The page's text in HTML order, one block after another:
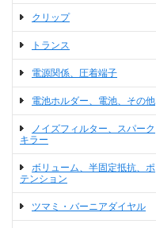
クリップ
トランス
電源関係、圧着端子
電池ホルダー、電池、その他
ノイズフィルター、スパーク
キラー
ボリューム、半固定抵抗、ポ
テンション
ツマミ・バーニアダイヤル